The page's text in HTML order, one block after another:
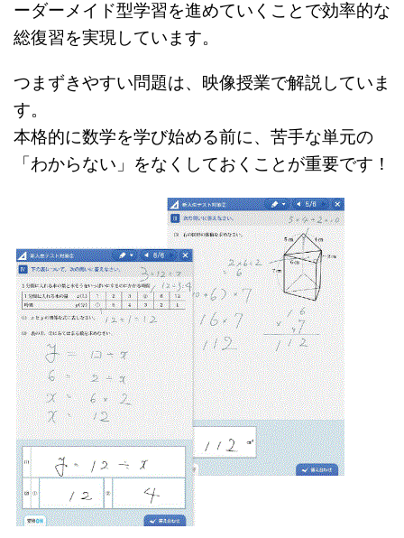
ーダーメイド型学習を進めていくことで効率的な
総復習を実現しています。
つまずきやすい問題は、映像授業で解説していま
す。
本格的に数学を学び始める前に、苦手な単元の
「わからない」をなくしておくことが重要です！